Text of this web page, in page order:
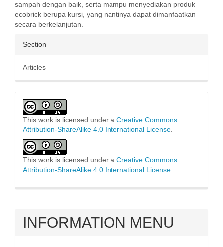
sampah dengan baik, serta mampu menyediakan produk
ecobrick berupa kursi, yang nantinya dapat dimanfaatkan
secara berkelanjutan.
Article
Section
Articles
This work is licensed under a Creative Commons
Attribution-ShareAlike 4.0 International License.
This work is licensed under a Creative Commons
Attribution-ShareAlike 4.0 International License.
INFORMATION MENU